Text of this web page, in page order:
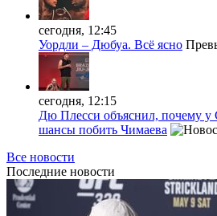
сегодня, 12:45
Уордли – Дюбуа. Всё ясно
сегодня, 12:15
Дю Плесси объяснил, почему у
шансы побить Чимаева
Все новости
Последние новости